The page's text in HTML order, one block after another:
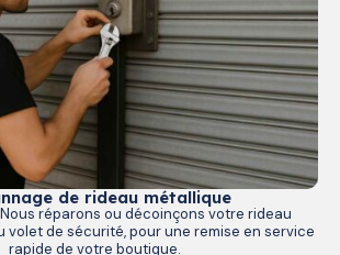
de rideau métallique
réparons ou décoinçons votre rideau
volet de sécurité, pour une remise en service
rapide de votre boutique.